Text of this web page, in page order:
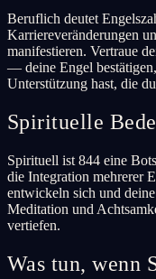
Beruflich deutet
Karriereveränderungen
manifestieren. Vertraue
— deine Engel
Unterstützung hast, die
Spirituelle
Spirituell ist 844 eine
die Integration mehrerer
entwickeln sich und
Meditation und
vertiefen.
Was tun, wenn